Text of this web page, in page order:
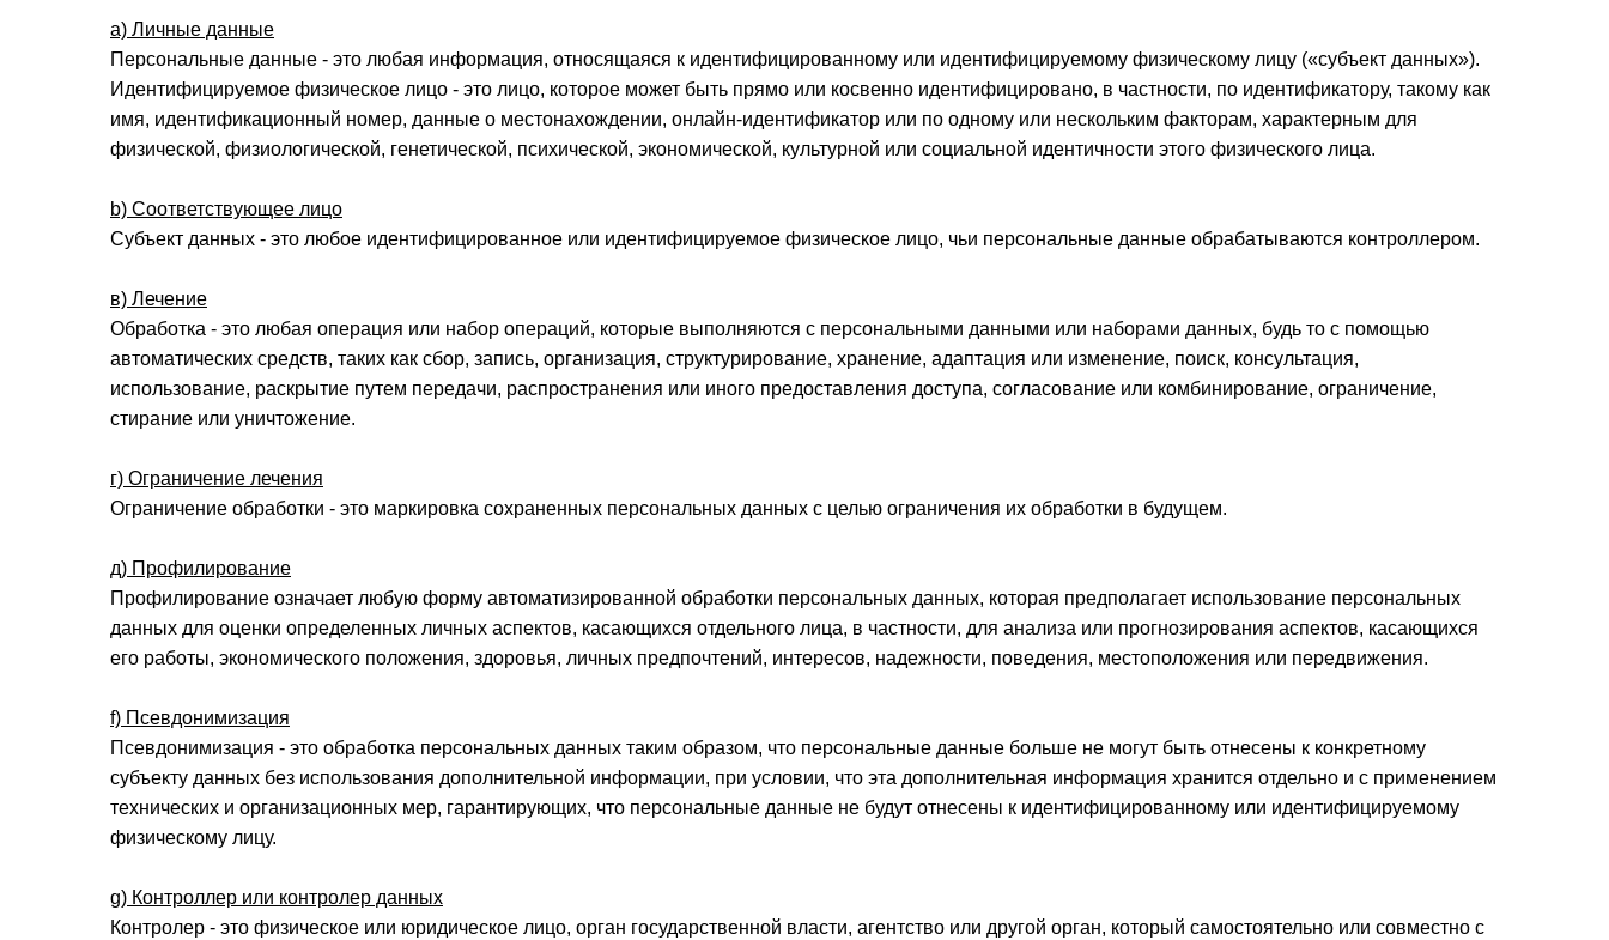
a) Личные данные
Персональные данные - это любая информация, относящаяся к идентифицированному или идентифицируемому физическому лицу («субъект данных»).
Идентифицируемое физическое лицо - это лицо, которое может быть прямо или косвенно идентифицировано, в частности, по идентификатору, такому как
имя, идентификационный номер, данные о местонахождении, онлайн-идентификатор или по одному или нескольким факторам, характерным для
физической, физиологической, генетической, психической, экономической, культурной или социальной идентичности этого физического лица.
b) Соответствующее лицо
Субъект данных - это любое идентифицированное или идентифицируемое физическое лицо, чьи персональные данные обрабатываются контроллером.
в) Лечение
Обработка - это любая операция или набор операций, которые выполняются с персональными данными или наборами данных, будь то с помощью
автоматических средств, таких как сбор, запись, организация, структурирование, хранение, адаптация или изменение, поиск, консультация,
использование, раскрытие путем передачи, распространения или иного предоставления доступа, согласование или комбинирование, ограничение,
стирание или уничтожение.
г) Ограничение лечения
Ограничение обработки - это маркировка сохраненных персональных данных с целью ограничения их обработки в будущем.
д) Профилирование
Профилирование означает любую форму автоматизированной обработки персональных данных, которая предполагает использование персональных
данных для оценки определенных личных аспектов, касающихся отдельного лица, в частности, для анализа или прогнозирования аспектов, касающихся
его работы, экономического положения, здоровья, личных предпочтений, интересов, надежности, поведения, местоположения или передвижения.
f) Псевдонимизация
Псевдонимизация - это обработка персональных данных таким образом, что персональные данные больше не могут быть отнесены к конкретному
субъекту данных без использования дополнительной информации, при условии, что эта дополнительная информация хранится отдельно и с применением
технических и организационных мер, гарантирующих, что персональные данные не будут отнесены к идентифицированному или идентифицируемому
физическому лицу.
g) Контроллер или контролер данных
Контролер - это физическое или юридическое лицо, орган государственной власти, агентство или другой орган, который самостоятельно или совместно с